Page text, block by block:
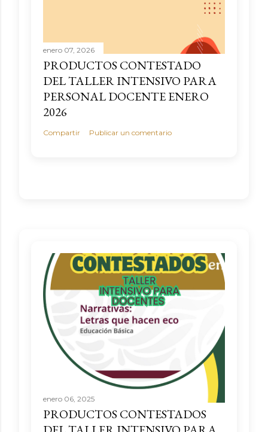
enero 07, 2026
PRODUCTOS CONTESTADO
DEL TALLER INTENSIVO PARA
PERSONAL DOCENTE ENERO
2026
Compartir Publicar un comentario
enero 06, 2025
PRODUCTOS CONTESTADOS